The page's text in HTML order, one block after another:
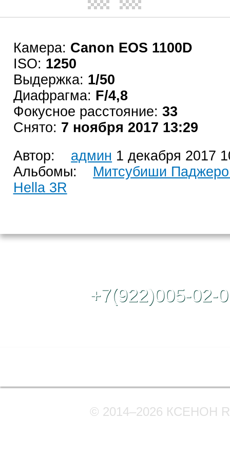
Камера: Canon EOS 1100D
ISO: 1250
Выдержка: 1/50
Диафрагма: F/4,8
Фокусное расстояние: 33
Снято: 7 ноября 2017 13:29
Автор:
админ 1 декабря 2017
Альбомы:
Митсубиши Паджеро
Hella 3R
+7(922)005-02-
© 2014–2026 КСЕНОН